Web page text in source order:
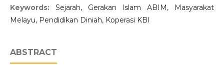
Keywords: Sejarah, Gerakan Islam ABIM, Masyarakat
Melayu, Pendidikan Diniah, Koperasi KBI
ABSTRACT